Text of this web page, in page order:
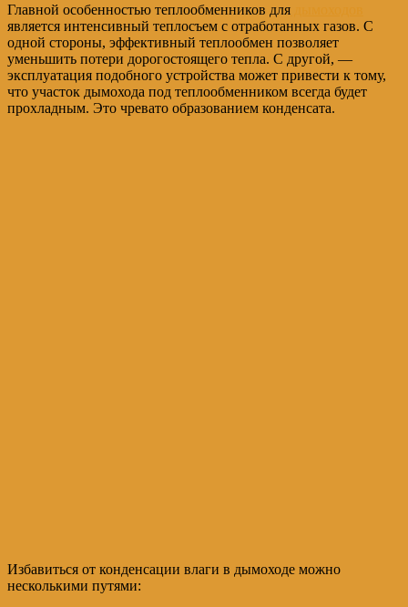
Главной особенностью теплообменников для
является интенсивный теплосъем с отработанных газов. С
одной стороны, эффективный теплообмен позволяет
уменьшить потери дорогостоящего тепла. С другой, —
эксплуатация подобного устройства может привести к тому,
что участок дымохода под теплообменником всегда будет
прохладным. Это чревато образованием конденсата.
Избавиться от конденсации влаги в дымоходе можно
несколькими путями: